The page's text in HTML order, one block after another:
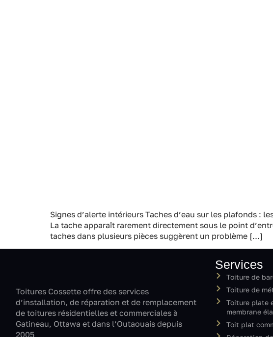
Signes d’alerte intérieurs Taches d’eau sur les plafonds :
La tache apparaît rarement directement sous le point
taches dans plusieurs pièces suggèrent un problème […]
Toitures Cossette offre des services
d’installation, de réparation et de remplacement
de toitures résidentielles et commerciales à
Gatineau, Ottawa et dans l’Outaouais depuis
2005
Services
Toiture de
Toiture de
Toiture plate
membrane
Toit plat